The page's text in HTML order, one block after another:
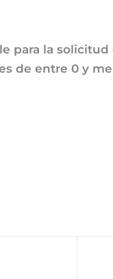
para la solicitud
de entre 0 y